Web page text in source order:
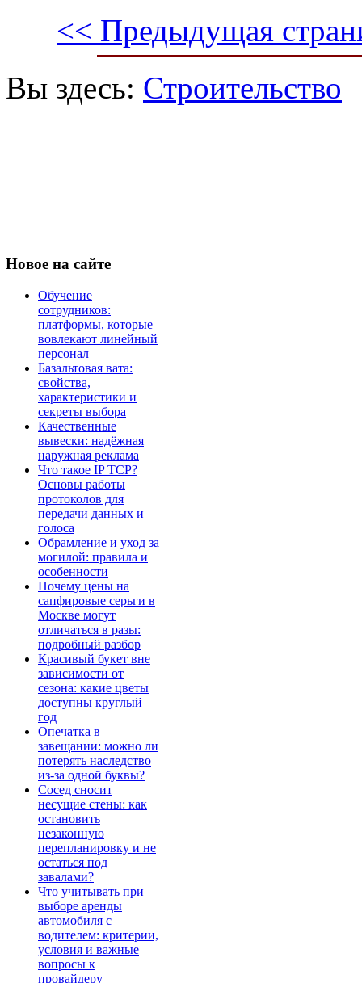
<< Предыдущая
Вы здесь: Строительство
Новое на сайте
Обучение
сотрудников:
платформы, которые
вовлекают линейный
персонал
Базальтовая вата:
свойства,
характеристики и
секреты выбора
Качественные
вывески: надёжная
наружная реклама
Что такое IP TCP?
Основы работы
протоколов для
передачи данных и
голоса
Обрамление и уход за
могилой: правила и
особенности
Почему цены на
сапфировые серьги в
Москве могут
отличаться в разы:
подробный разбор
Красивый букет вне
зависимости от
сезона: какие цветы
доступны круглый
год
Опечатка в
завещании: можно ли
потерять наследство
из-за одной буквы?
Сосед сносит
несущие стены: как
остановить
незаконную
перепланировку и не
остаться под
завалами?
Что учитывать при
выборе аренды
автомобиля с
водителем: критерии,
условия и важные
вопросы к
провайдеру